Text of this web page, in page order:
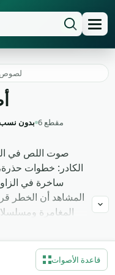
لصوص
بدون
6 مقطع
صوت اللص في
الكادر: خطوات
ساخرة في
المشاهد أن الخطر
المغامرة
المهاجم في خيال
قاعدة الأصوات